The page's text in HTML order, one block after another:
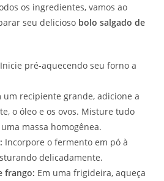
os ingredientes, vamos ao
seu delicioso bolo salgado de
Inicie pré-aquecendo seu forno a
um recipiente grande, adicione a
o óleo e os ovos. Misture tudo
massa homogênea.
Incorpore o fermento em pó à
delicadamente.
frango: Em uma frigideira, aqueça